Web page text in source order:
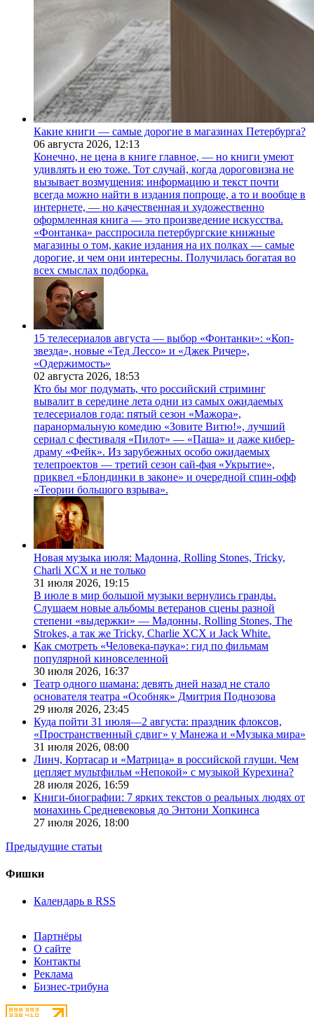
Какие книги — самые дорогие в магазинах Петербурга?
06 августа 2026, 12:13
Конечно, не цена в книге главное, — но книги умеют
удивлять и ею тоже. Тот случай, когда дороговизна не
вызывает возмущения: информацию и текст почти
всегда можно найти в издания попроще, а то и вообще в
интернете, — но качественная и художественно
оформленная книга — это произведение искусства.
«Фонтанка» расспросила петербургские книжные
магазины о том, какие издания на их полках — самые
дорогие, и чем они интересны. Получилась богатая во
всех смыслах подборка.
15 телесериалов августа — выбор «Фонтанки»: «Коп-
звезда», новые «Тед Лессо» и «Джек Ричер»,
«Одержимость»
02 августа 2026, 18:53
Кто бы мог подумать, что российский стриминг
вывалит в середине лета одни из самых ожидаемых
телесериалов года: пятый сезон «Мажора»,
паранормальную комедию «Зовите Витю!», лучший
сериал с фестиваля «Пилот» — «Паша» и даже кибер-
драму «Фейк». Из зарубежных особо ожидаемых
телепроектов — третий сезон сай-фая «Укрытие»,
приквел «Блондинки в законе» и очередной спин-офф
«Теории большого взрыва».
Новая музыка июля: Мадонна, Rolling Stones, Tricky,
Charli XCX и не только
31 июля 2026, 19:15
В июле в мир большой музыки вернулись гранды.
Слушаем новые альбомы ветеранов сцены разной
степени «выдержки» — Мадонны, Rolling Stones, The
Strokes, а так же Tricky, Charlie XCX и Jack White.
Как смотреть «Человека-паука»: гид по фильмам
популярной киновселенной
30 июля 2026, 16:37
Театр одного шамана: девять дней назад не стало
основателя театра «Особняк» Дмитрия Поднозова
29 июля 2026, 23:45
Куда пойти 31 июля—2 августа: праздник флоксов,
«Пространственный сдвиг» у Манежа и «Музыка мира»
31 июля 2026, 08:00
Линч, Кортасар и «Матрица» в российской глуши. Чем
цепляет мультфильм «Непокой» с музыкой Курехина?
28 июля 2026, 16:59
Книги-биографии: 7 ярких текстов о реальных людях от
монахинь Средневековья до Энтони Хопкинса
27 июля 2026, 18:00
Предыдущие статьи
Фишки
Календарь в RSS
Партнёры
О сайте
Контакты
Реклама
Бизнес-трибуна